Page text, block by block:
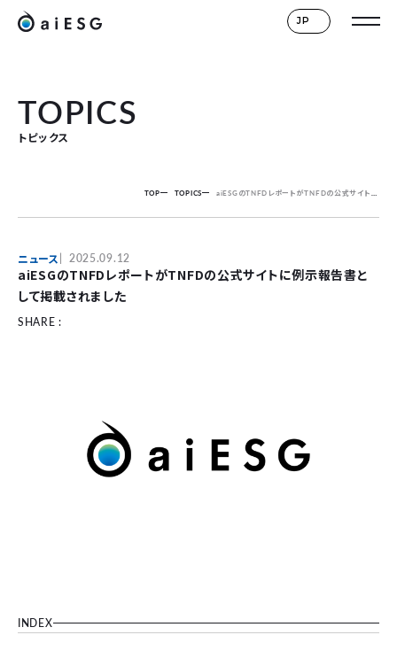
JP
TOPICS
トピックス
TOP TOPICS aiESGのTNFDレポートがTNFDの公式サイトに例示報告書として掲載されました
ニュース 2025.09.12
aiESGのTNFDレポートがTNFDの公式サイトに例示報告書と
して掲載されました
SHARE :
INDEX